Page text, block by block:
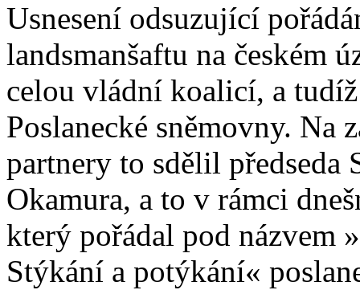
Usnesení odsuzující
landsmanšaftu na českém
celou vládní koalicí, a
Poslanecké sněmovny. Na
partnery to sdělil
Okamura, a to v rámci
který pořádal pod názvem
Stýkání a potýkání«